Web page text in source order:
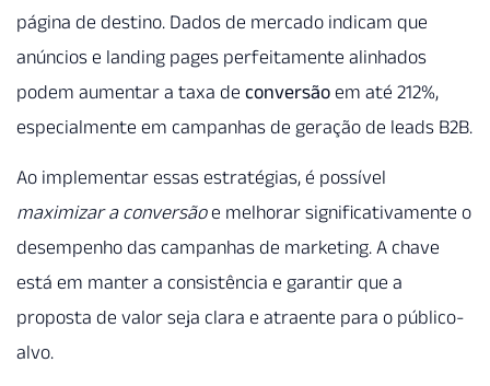
página de destino. Dados de mercado indicam que
anúncios e landing pages perfeitamente alinhados
podem aumentar a taxa de conversão em até 212%,
especialmente em campanhas de geração de leads B2B.
Ao implementar essas estratégias, é possível
maximizar a conversãoe melhorar significativamente o
desempenho das campanhas de marketing. A chave
está em manter a consistência e garantir que a
proposta de valor seja clara e atraente para o público-
alvo.